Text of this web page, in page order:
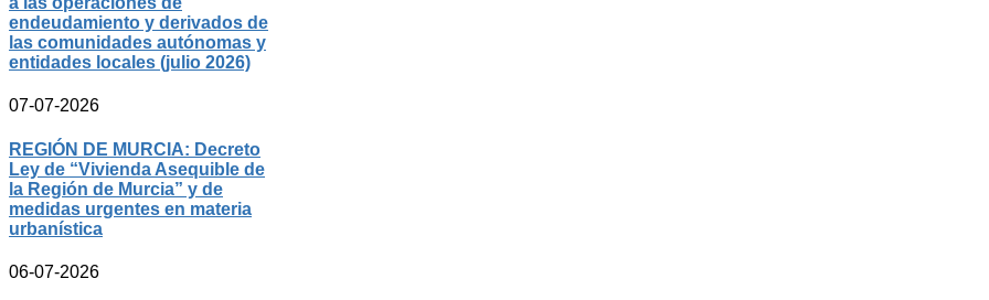
endeudamiento y derivados de
las comunidades autónomas y
entidades locales (julio 2026)
07-07-2026
REGIÓN DE MURCIA: Decreto
Ley de “Vivienda Asequible de
la Región de Murcia” y de
medidas urgentes en materia
urbanística
06-07-2026